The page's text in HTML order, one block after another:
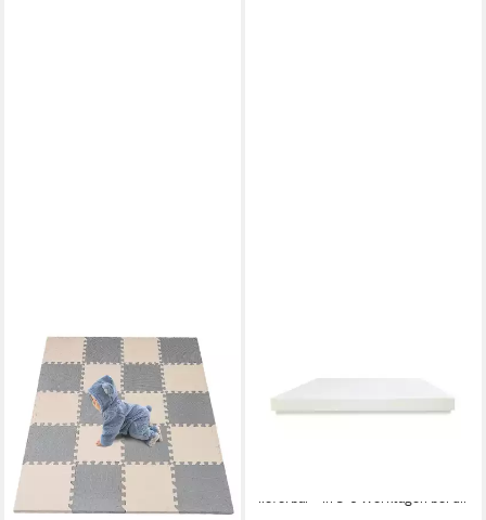
YOUYIJIA
Schaumstoffeinlage 20-
teiliges Baby Spielmatten-Set,
30 x 30 x 1 cm
22,99 €
UVP56,99 €
(2,30 €/ 1 Stk)
lieferbar - in 5-6 Werktagen bei dir
Schaumstoff S-RG25/44
lieferbar - in 5-6 Werktagen bei dir